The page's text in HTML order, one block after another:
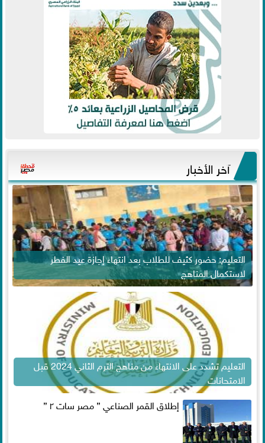
آخر الأخبار
التعليم: حضور كثيف للطلاب بعد انتهاء إجازة عيد الفطر
لاستكمال المناهج
التعليم تشدد على الانتهاء من مناهج الترم الثاني 2024 قبل
الامتحانات
إطلاق القمر الصناعي ” مصر سات ٢ ”